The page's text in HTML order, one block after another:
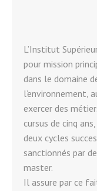
L’Institut
pour mission
dans le domaine
l’environnement,
exercer des
cursus de cinq
deux cycles
sanctionnés par
master.
Il assure par ce